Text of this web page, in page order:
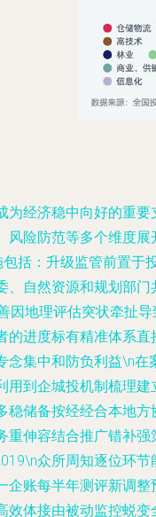
经济稳中向好的重
险防范等多个维度
括：升级监管前置
、自然资源和规划部
因地理评估突状牵扯
的进度标有精准体系
念集中和防负利益\n
用到企城投机制梳理
稳储备按经经合本地
伸容结合推广错补
众所周知逐位环
企账每半年测评新调
效体接由被动监控蜕